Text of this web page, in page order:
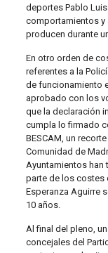
deportes Pablo
comportamientos y
producen durante
En otro orden de
referentes a la
de funcionamiento
aprobado con los
que la declaración
cumpla lo firmado
BESCAM, un
Comunidad de
Ayuntamientos
parte de los costes
Esperanza Aguirre
10 años.
Al final del pleno,
concejales del